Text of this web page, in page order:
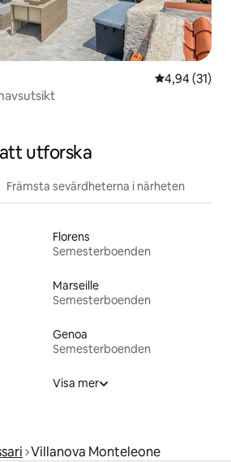
4,94 av 5 i
4,94 (31)
utforska
Främsta sevärdheterna i närheten
Florens
Semesterboenden
Marseille
Semesterboenden
Genoa
Semesterboenden
Visa mer
Villanova Monteleone